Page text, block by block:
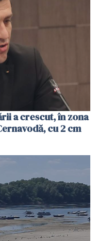
a crescut, în zona
cu 2 cm